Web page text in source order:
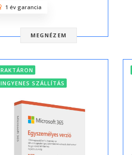
MEGNÉZEM
1 év garancia
RAKTÁRON
INGYENES SZÁLLÍTÁS